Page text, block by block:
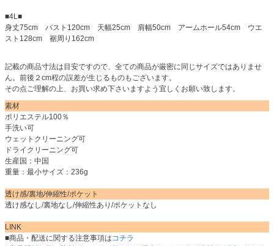
■4L■
身丈75cm バスト120cm 天幅25cm 肩幅50cm アームホール54cm ウエ
スト128cm 裾周り162cm
記載の商品寸法は目安ですので、全ての商品が厳密に同じサイズではありませ
ん。前後２cm程の誤差が生じるものもございます。
その点ご理解の上、お買い求め下さいますよう宜しくお願い致します。
素材
ポリエステル100％
手洗い可
ウェットクリーニング可
ドライクリーニング可
生産国：中国
重量：最小サイズ：236g
透け感/裏地/伸縮性/ポケット
透け感なし/裏地なし/伸縮性あり/ポケットなし
LINK
■商品・配送に関する注意事項はコチラ